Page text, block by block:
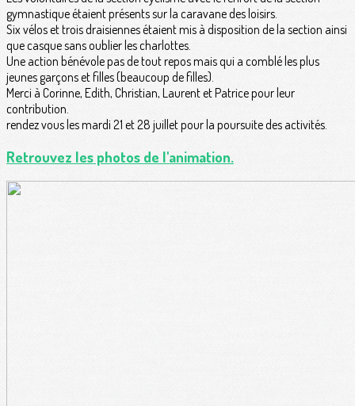
gymnastique étaient présents sur la caravane des loisirs.
Six vélos et trois draisiennes étaient mis à disposition de la section ainsi
que casque sans oublier les charlottes.
Une action bénévole pas de tout repos mais qui a comblé les plus
jeunes garçons et filles (beaucoup de filles).
Merci à Corinne, Edith, Christian, Laurent et Patrice pour leur
contribution.
rendez vous les mardi 21 et 28 juillet pour la poursuite des activités.
Retrouvez les photos de l'animation.